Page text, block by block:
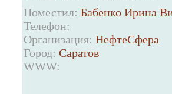
Поместил: Бабенко Ирина
Телефон:
Организация: НефтеСфера
Город: Саратов
WWW: